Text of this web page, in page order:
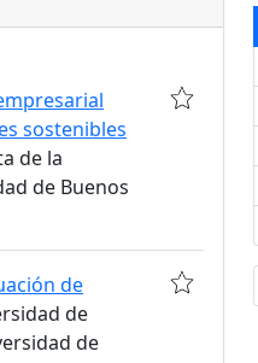
sostenibles
de la
de Buenos
de
de
de